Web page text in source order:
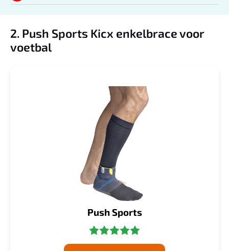
2. Push Sports Kicx enkelbrace voor
voetbal
Push Sports